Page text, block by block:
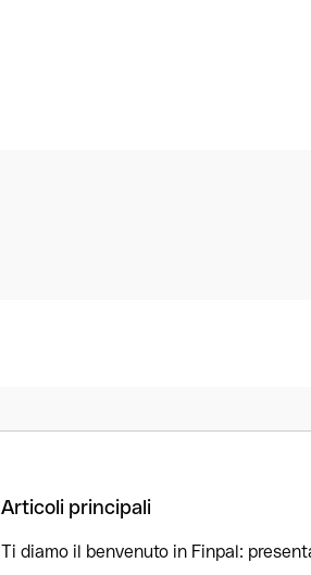
Articoli principali
Ti diamo il benvenuto in Finpal: